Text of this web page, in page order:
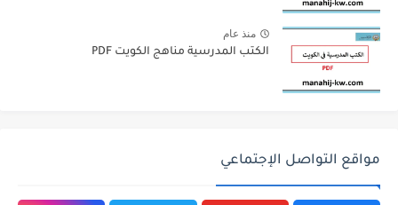
منذ عام
الكتب المدرسية مناهج الكويت PDF
مواقع التواصل الإجتماعي